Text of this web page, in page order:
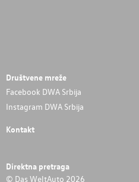
Društvene mreže
Facebook DWA Srbija
Instagram DWA Srbija
Kontakt
Direktna pretraga
© Das WeltAuto 2026